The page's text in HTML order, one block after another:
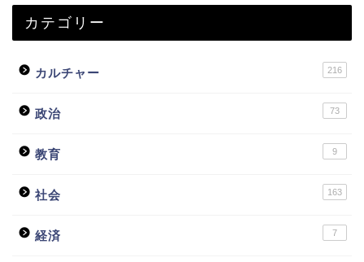
カテゴリー
カルチャー 216
政治 73
教育 9
社会 163
経済 7